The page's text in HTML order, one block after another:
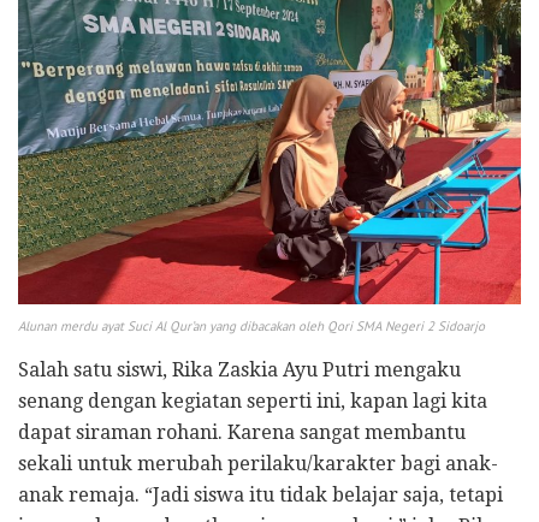
Alunan merdu ayat Suci Al Qur’an yang dibacakan oleh Qori SMA Negeri 2 Sidoarjo
Salah satu siswi, Rika Zaskia Ayu Putri mengaku
senang dengan kegiatan seperti ini, kapan lagi kita
dapat siraman rohani. Karena sangat membantu
sekali untuk merubah perilaku/karakter bagi anak-
anak remaja. “Jadi siswa itu tidak belajar saja, tetapi